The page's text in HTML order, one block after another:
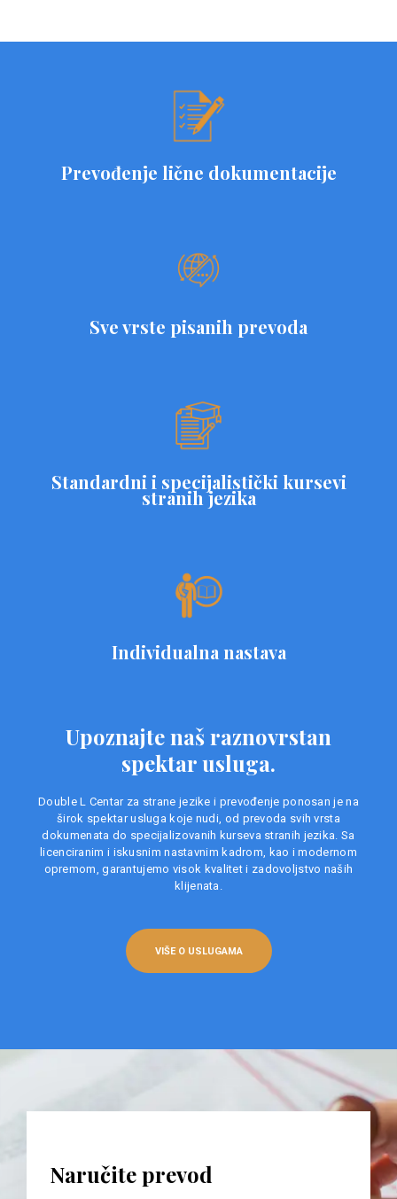
Prevođenje lične dokumentacije
Sve vrste pisanih prevoda
Standardni i specijalistički kursevi
stranih jezika
Individualna nastava
Upoznajte naš raznovrstan
spektar usluga.
Double L Centar za strane jezike i prevođenje ponosan je na
širok spektar usluga koje nudi, od prevoda svih vrsta
dokumenata do specijalizovanih kurseva stranih jezika. Sa
licenciranim i iskusnim nastavnim kadrom, kao i modernom
opremom, garantujemo visok kvalitet i zadovoljstvo naših
klijenata.
VIŠE O USLUGAMA
Naručite prevod